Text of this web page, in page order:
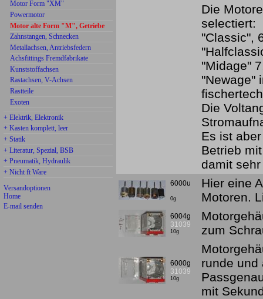
Motor Form "XM"
Powermotor
Motor alte Form "M", Getriebe
Zahnstangen, Schnecken
Metallachsen, Antriebsfedern
Achsfittings Fremdfabrikate
Kunststoffachsen
Rastachsen, V-Achsen
Rastteile
Exoten
+ Elektrik, Elektronik
+ Kasten komplett, leer
+ Statik
+ Literatur, Spezial, BSB
+ Pneumatik, Hydraulik
+ Nicht ft Ware
Versandoptionen
Home
E-mail senden
Die
selectiert:
"Classic",
"Midage"
"Newage"
Die
Es ist
Betrieb
damit
6000u
0g
Hier eine
Motoren.
6004g
31039
10g
zum
6000g
31039
10g
runde und
mit